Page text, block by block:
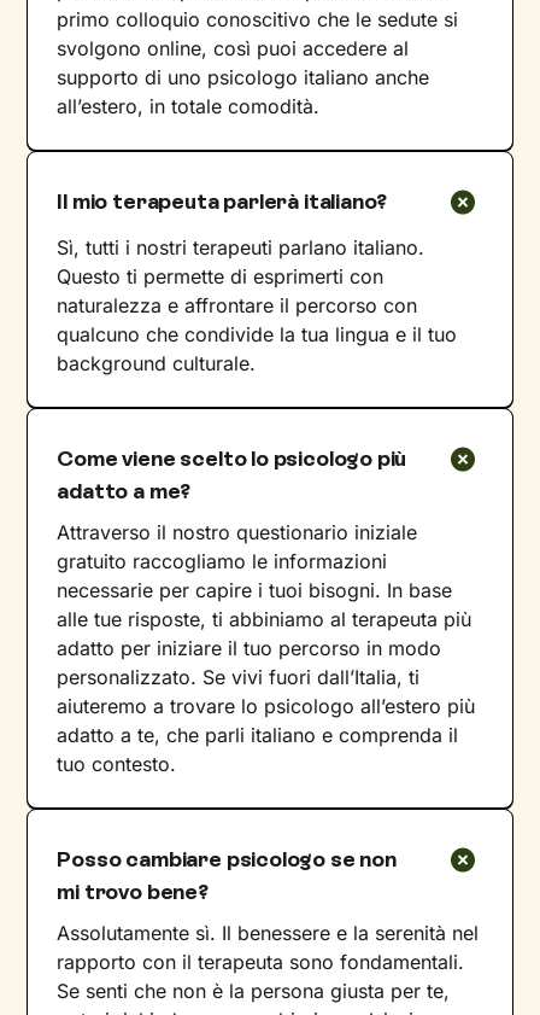
primo colloquio conoscitivo che le sedute si
svolgono online, così puoi accedere al
supporto di uno psicologo italiano anche
all’estero, in totale comodità.
Il mio terapeuta parlerà italiano?
Sì, tutti i nostri terapeuti parlano italiano.
Questo ti permette di esprimerti con
naturalezza e affrontare il percorso con
qualcuno che condivide la tua lingua e il tuo
background culturale.
Come viene scelto lo psicologo più
adatto a me?
Attraverso il nostro questionario iniziale
gratuito raccogliamo le informazioni
necessarie per capire i tuoi bisogni. In base
alle tue risposte, ti abbiniamo al terapeuta più
adatto per iniziare il tuo percorso in modo
personalizzato. Se vivi fuori dall’Italia, ti
aiuteremo a trovare lo psicologo all’estero più
adatto a te, che parli italiano e comprenda il
tuo contesto.
Posso cambiare psicologo se non
mi trovo bene?
Assolutamente sì. Il benessere e la serenità nel
rapporto con il terapeuta sono fondamentali.
Se senti che non è la persona giusta per te,